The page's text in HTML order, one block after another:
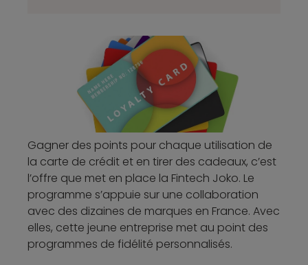
Gagner des points pour chaque utilisation de
la carte de crédit et en tirer des cadeaux, c’est
l’offre que met en place la Fintech Joko. Le
programme s’appuie sur une collaboration
avec des dizaines de marques en France. Avec
elles, cette jeune entreprise met au point des
programmes de fidélité personnalisés.